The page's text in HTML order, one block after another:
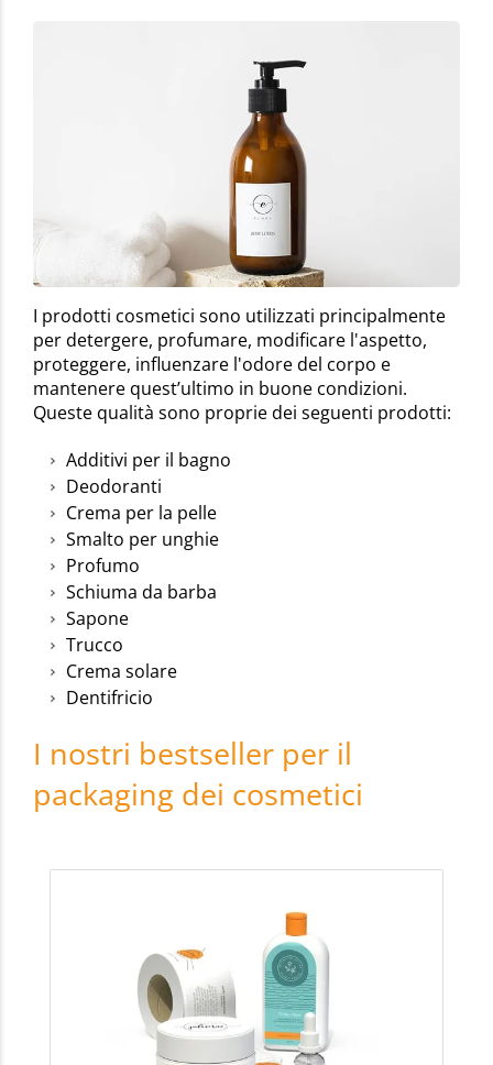
I prodotti cosmetici sono utilizzati principalmente
per detergere, profumare, modificare l'aspetto,
proteggere, influenzare l'odore del corpo e
mantenere quest’ultimo in buone condizioni.
Queste qualità sono proprie dei seguenti prodotti:
Additivi per il bagno
Deodoranti
Crema per la pelle
Smalto per unghie
Profumo
Schiuma da barba
Sapone
Trucco
Crema solare
Dentifricio
I nostri bestseller per il
packaging dei cosmetici